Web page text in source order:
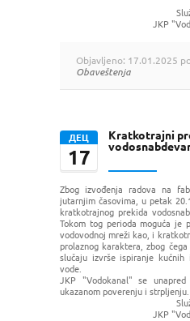
JKP
Objavljeno: 17.01.2025
Obaveštenja
ДЕЦ
17
Kratkotrajni
Zbog izvođenja radova na
jutarnjim časovima, u petak
kratkotrajnog prekida
Tokom tog perioda moguća je
vodovodnoj mreži kao, i
prolaznog karaktera, zbog
slučaju izvrše ispiranje
vode.
JKP "Vodokanal" se
ukazanom poverenju i strpljenju.
JKP